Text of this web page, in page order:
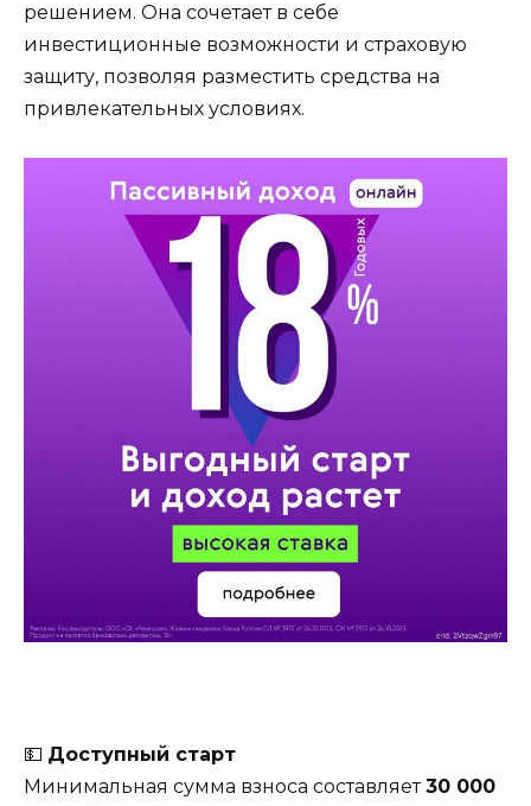
решением. Она сочетает в себе
инвестиционные возможности и страховую
защиту, позволяя разместить средства на
привлекательных условиях.
💵 Доступный старт
Минимальная сумма взноса составляет30 000